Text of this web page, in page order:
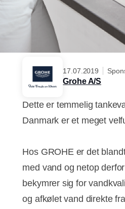
17.07.2019
Grohe A/S
Dette er temmelig
Danmark er et meget
Hos GROHE er det
med vand og netop
bekymrer sig for
og afkølet vand direkte